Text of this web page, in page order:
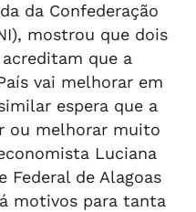
da Confederação
mostrou que dois
que a
vai melhorar em
espera que a
ou melhorar muito
Luciana
Federal de Alagoas
motivos para tanta